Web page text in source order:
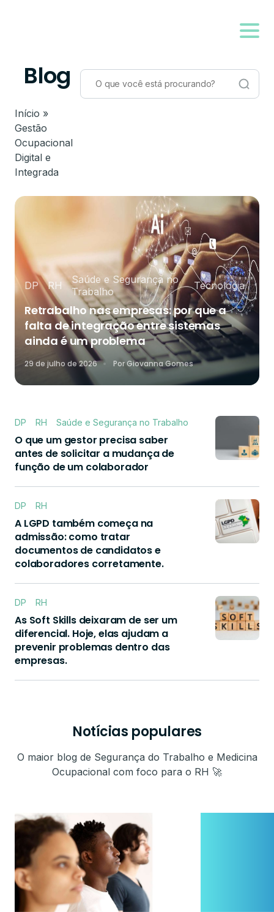
Blog
Início »
Gestão
Ocupacional
Digital e
Integrada
DP RH
Saúde e Segurança no
Trabalho
Tecnologia
Retrabalho nas empresas: por que a
falta de integração entre sistemas
ainda é um problema
29 de julho de 2026 PorGiovanna Gomes
DP RH Saúde e Segurança no Trabalho
O que um gestor precisa saber
antes de solicitar a mudança de
função de um colaborador
DP RH
A LGPD também começa na
admissão: como tratar
documentos de candidatos e
colaboradores corretamente.
DP RH
As Soft Skills deixaram de ser um
diferencial. Hoje, elas ajudam a
prevenir problemas dentro das
empresas.
Notícias populares
O maior blog de Segurança do Trabalho e Medicina
Ocupacional com foco para o RH 🚀